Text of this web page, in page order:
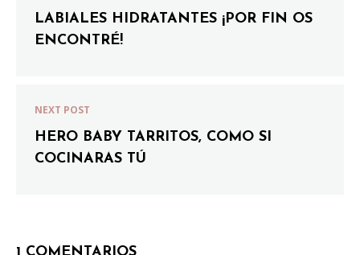
LABIALES HIDRATANTES ¡POR FIN OS
ENCONTRÉ!
NEXT POST
HERO BABY TARRITOS, COMO SI
COCINARAS TÚ